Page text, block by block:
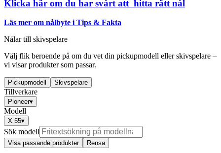
Klicka här om du har svårt att hitta rätt nål
Läs mer om nålbyte i Tips & Fakta
Nålar till skivspelare
Välj flik beroende på om du vet din pickupmodell eller skivspelare –
vi visar produkter som passar.
Pickupmodell Skivspelare
Tillverkare
Pioneer▾
Modell
X 55▾
Sök modell
Visa passande produkter Rensa